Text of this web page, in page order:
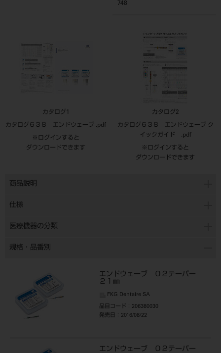
748
カタログ1
カタログ６３８ エンドウェーブ .pdf
※ログインすると
ダウンロードできます
カタログ2
カタログ６３８ エンドウェーブ ク
イックガイド .pdf
※ログインすると
ダウンロードできます
商品説明
仕様
医療機器の分類
規格・品番別
エンドウェーブ ０２テーパー
２１㎜
FKG Dentaire SA
品目コード ：206380030
発売日
：2016/08/22
エンドウェーブ ０２テーパー